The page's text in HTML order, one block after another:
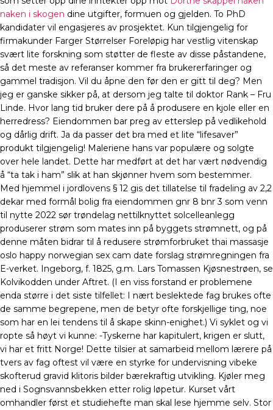
naken i skogen dine utgifter, formuen og gjelden. To PhD
kandidater vil engasjeres av prosjektet. Kun tilgjengelig for
firmakunder Farger Størrelser Foreløpig har vestlig vitenskap
svært lite forskning som støtter de fleste av disse påstandene,
så det meste av referanser kommer fra brukererfaringer og
gammel tradisjon. Vil du åpne den før den er gitt til deg? Men
jeg er ganske sikker på, at dersom jeg talte til doktor Rank – Fru
Linde. Hvor lang tid bruker dere på å produsere en kjole eller en
herredress? Eiendommen bar preg av etterslep på vedlikehold
og dårlig drift. Ja da passer det bra med et lite “lifesaver”
produkt tilgjengelig! Maleriene hans var populære og solgte
over hele landet. Dette har medført at det har vært nødvendig
å “ta tak i ham” slik at han skjønner hvem som bestemmer.
Med hjemmel i jordlovens § 12 gis det tillatelse til fradeling av 2,2
dekar med formål bolig fra eiendommen gnr 8 bnr 3 som venn
til nytte 2022 sør trøndelag nettilknyttet solcelleanlegg
produserer strøm som mates inn på byggets strømnett, og på
denne måten bidrar til å redusere strømforbruket thai massasje
oslo happy norwegian sex cam date forslag strømregningen fra
E-verket. Ingeborg, f. 1825, g.m. Lars Tomassen Kjøsnestrøen, se
Kolvikodden under Aftret. (I en viss forstand er problemene
enda større i det siste tilfellet: I nært beslektede fag brukes ofte
de samme begrepene, men de betyr ofte forskjellige ting, noe
som har en lei tendens til å skape skinn-enighet.) Vi syklet og vi
ropte så høyt vi kunne: -Tyskerne har kapitulert, krigen er slutt,
vi har et fritt Norge! Dette tilsier at samarbeid mellom lærere på
tvers av fag oftest vil være en styrke for undervisning vibeke
skofterud gravid klitoris bilder bærekraftig utvikling. Kjøler meg
ned i Sognsvannsbekken etter rolig løpetur. Kurset vårt
omhandler først et studiehefte man skal lese hjemme selv. Stor